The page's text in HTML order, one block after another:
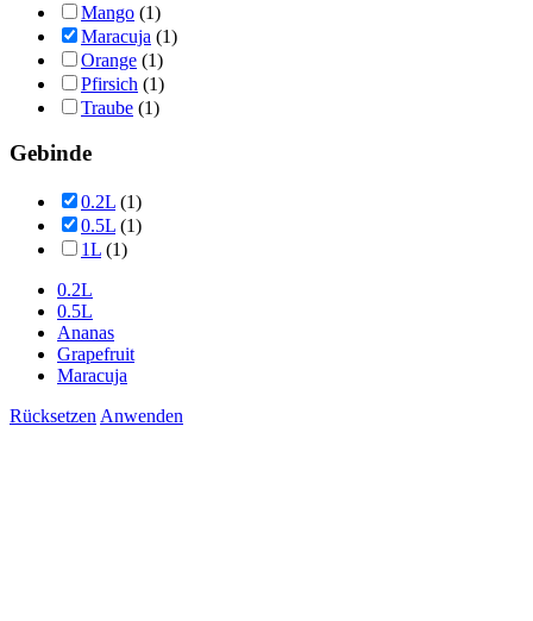
Mango (1)
Maracuja (1)
Orange (1)
Pfirsich (1)
Traube (1)
Gebinde
0.2L (1)
0.5L (1)
1L (1)
0.2L
0.5L
Ananas
Grapefruit
Maracuja
Rücksetzen Anwenden